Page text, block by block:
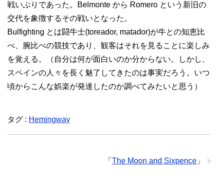
戦いぶりであった。Belmonte から Romero という新旧の
交代を象徴するその戦いとなった。
Bulfighting とは闘牛士(toreador, matador)が牛との知恵比
べ、腕比べの競技であり、観客はそれを見ることに楽しみ
を覚える。（自分は何が面白いのか分からない。しかし、
スペインの人々を長く魅了してきたのは事実だろう。いつ
頃からこんな娯楽が発達したのか調べてみたいと思う）
タグ : Hemingway
「 The Moon and Sixpence 」